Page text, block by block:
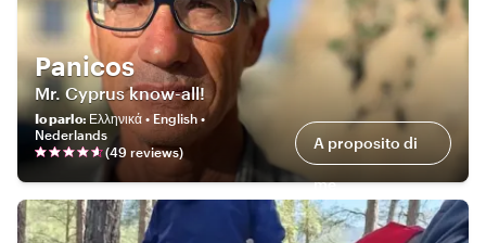
Panicos
Mr. Cyprus know-all!
Io parlo:Ελληνικά • English •
Nederlands
(49 reviews) A proposito di
me